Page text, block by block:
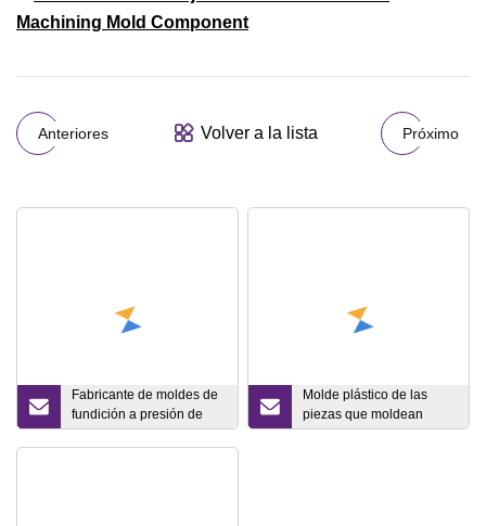
Anteriores Volver a la lista Próximo
Fabricante de moldes de
fundición a presión de
alta calidad que fabrica
Molde plástico de las
piezas que moldean
progresivas del metal de